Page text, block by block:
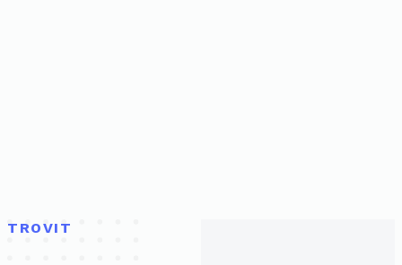
TROVIT